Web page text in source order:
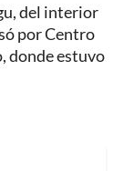
del interior
por Centro
donde estuvo